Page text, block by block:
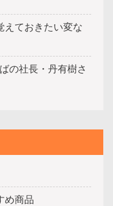
えておきたい変な
の社長・丹有樹さ
め商品